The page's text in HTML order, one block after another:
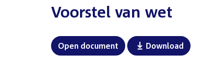
:Voorstel van wet
Open document Download